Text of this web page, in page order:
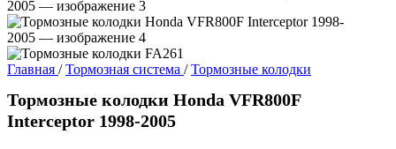
Главная / Тормозная система / Тормозные колодки
Тормозные колодки Honda VFR800F
Interceptor 1998-2005